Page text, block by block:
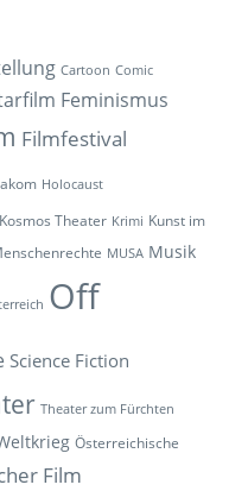
Cartoon Comic
Feminismus
Filmfestival
Holocaust
Kosmos Theater Krimi Kunst im
MUSA Musik
Off
Science Fiction
Theater zum Fürchten
Österreichische
Film